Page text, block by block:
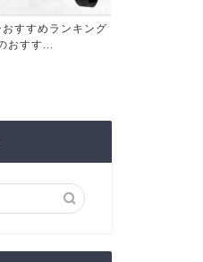
飛ぶカスタムシャフトおすすめ人気
ランキング2026年版